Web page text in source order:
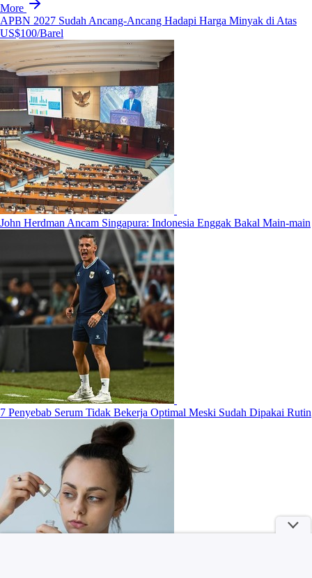
More
APBN 2027 Sudah Ancang-Ancang Hadapi Harga Minyak di Atas
US$100/Barel
John Herdman Ancam Singapura: Indonesia Enggak Bakal Main-main
7 Penyebab Serum Tidak Bekerja Optimal Meski Sudah Dipakai Rutin